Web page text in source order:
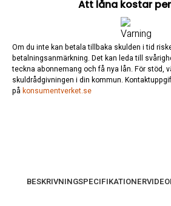
Att låna kostar
Om du inte kan betala tillbaka skulden i tid
betalningsanmärkning. Det kan leda till
teckna abonnemang och få nya lån. För stöd,
skuldrådgivningen i din kommun.
på konsumentverket.se
BESKRIVNINGSPECIFIKATIONERVIDEO